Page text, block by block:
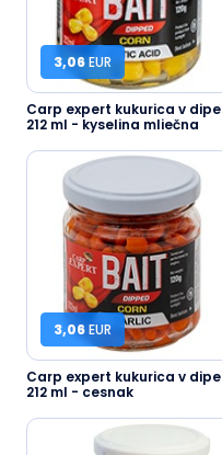
3,06EUR
Carp expert kukurica v dipe
212 ml - kyselina mliečna
3,06EUR
Carp expert kukurica v dipe
212 ml - cesnak